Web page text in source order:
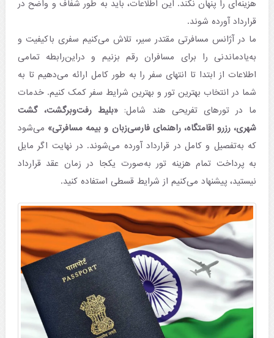
هزینه‌ای را پنهان نکند. این اطلاعات، باید به طور شفاف و واضح در
قرارداد آورده شوند.
ما در آژانس مسافرتی مقتدر سیر، تلاش می‌کنیم سفری باکیفیت و
به‌یادماندنی را برای مسافران رقم بزنیم و دراین‌رابطه تمامی
اطلاعات از ابتدا تا انتهای سفر را به طور کامل ارائه می‌دهیم تا به
شما در انتخاب بهترین تور و بهترین شرایط سفر کمک کنیم. خدمات
ما در تورهای تفریحی هند شامل: «بلیط رفت‌‌وبرگشت، گشت
شهری، رزرو اقامتگاه، راهنمای فارسی‌‌زبان و بیمه مسافرتی» می‌شود
که به‌تفصیل و کامل در قرارداد آورده می‌شوند. در نهایت اگر مایل
به پرداخت تمام هزینه تور به‌صورت یکجا در زمان عقد قرارداد
نیستید، پیشنهاد می‌کنیم از شرایط قسطی استفاده کنید.